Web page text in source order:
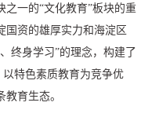
一的“文化教育”板块的重
国资的雄厚实力和海淀区
终身学习”的理念，构建了
特色素质教育为竞争优
育生态。